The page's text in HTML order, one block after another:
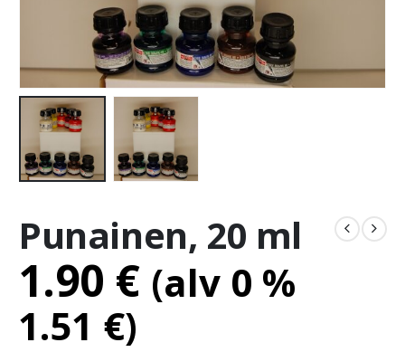
Punainen, 20 ml
1.90 € (alv 0 %
1.51 €)